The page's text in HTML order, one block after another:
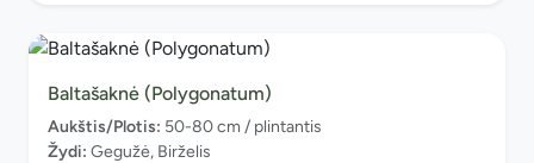
Baltašaknė (Polygonatum)
Aukštis/Plotis: 50-80 cm / plintantis
Žydi: Gegužė, Birželis